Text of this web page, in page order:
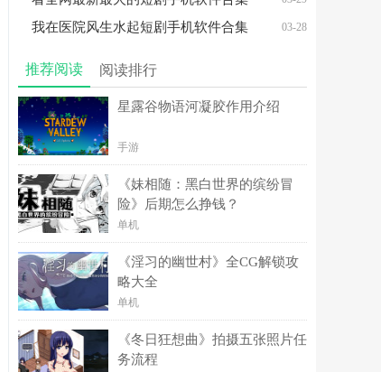
03-28
我在医院风生水起短剧手机软件合集
推荐阅读 阅读排行
星露谷物语河凝胶作用介绍
手游
《妹相随：黑白世界的缤纷冒
险》后期怎么挣钱？
单机
《淫习的幽世村》全CG解锁攻
略大全
单机
《冬日狂想曲》拍摄五张照片任
务流程